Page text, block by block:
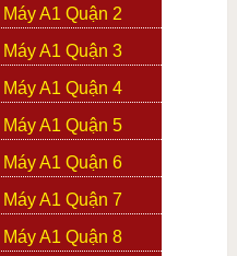
A1 Quận 2
A1 Quận 3
A1 Quận 4
A1 Quận 5
A1 Quận 6
A1 Quận 7
A1 Quận 8